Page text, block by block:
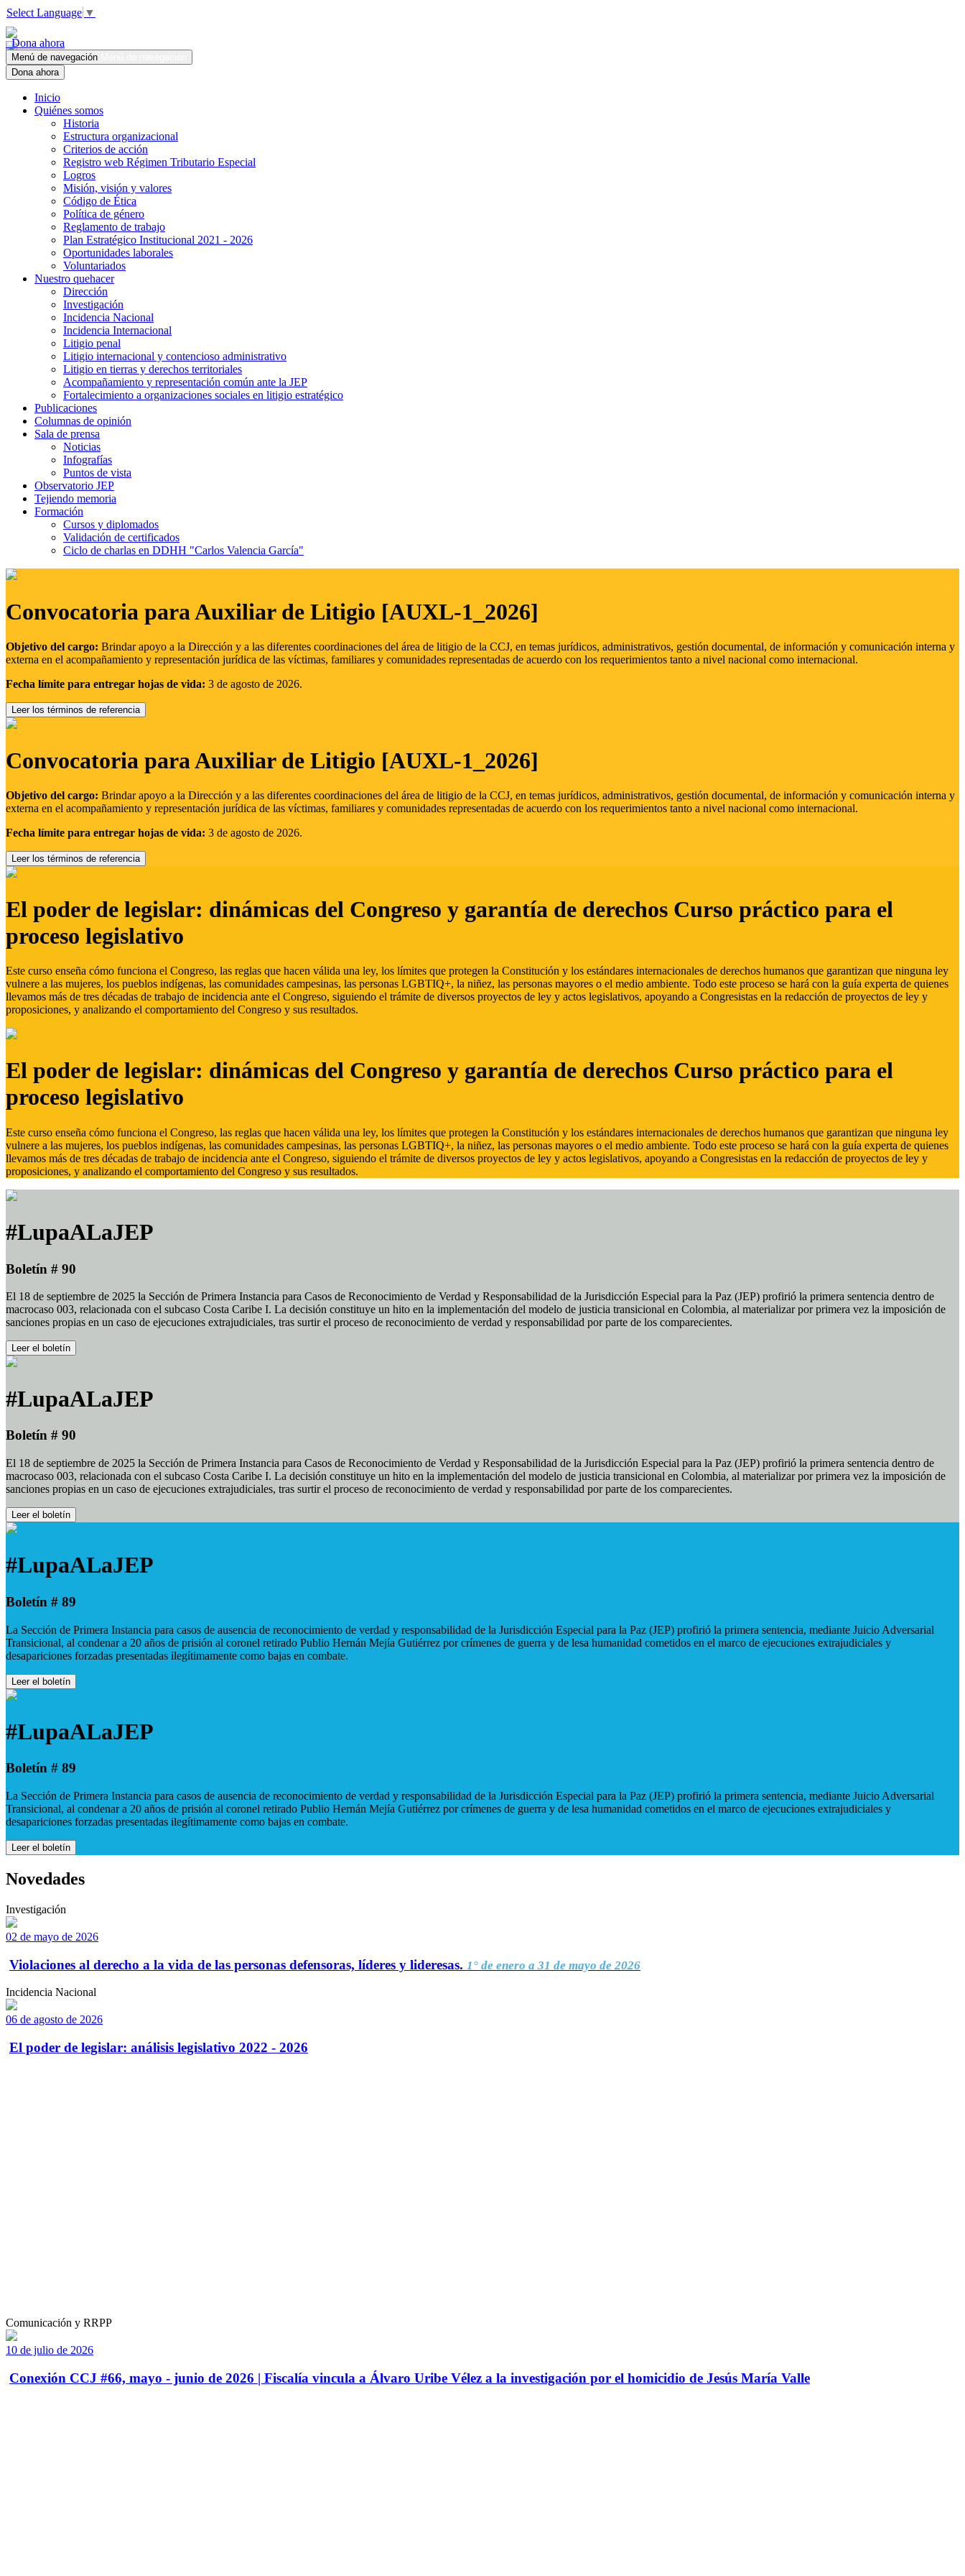
Select Language ▼
Dona ahora
Menú de navegación
Dona ahora
Inicio
Quiénes somos
Historia
Estructura organizacional
Criterios de acción
Registro web Régimen Tributario Especial
Logros
Misión, visión y valores
Código de Ética
Política de género
Reglamento de trabajo
Plan Estratégico Institucional 2021 - 2026
Oportunidades laborales
Voluntariados
Nuestro quehacer
Dirección
Investigación
Incidencia Nacional
Incidencia Internacional
Litigio penal
Litigio internacional y contencioso administrativo
Litigio en tierras y derechos territoriales
Acompañamiento y representación común ante la JEP
Fortalecimiento a organizaciones sociales en litigio estratégico
Publicaciones
Columnas de opinión
Sala de prensa
Noticias
Infografías
Puntos de vista
Observatorio JEP
Tejiendo memoria
Formación
Cursos y diplomados
Validación de certificados
Ciclo de charlas en DDHH "Carlos Valencia García"
Convocatoria para Auxiliar de Litigio [AUXL-1_2026]
Objetivo del cargo: Brindar apoyo a la Dirección y a las diferentes coordinaciones del área de litigio de la CCJ, en temas jurídicos, administrativos, gestión documental, de información y comunicación interna y
externa en el acompañamiento y representación jurídica de las víctimas, familiares y comunidades representadas de acuerdo con los requerimientos tanto a nivel nacional como internacional.
Fecha límite para entregar hojas de vida: 3 de agosto de 2026.
Leer los términos de referencia
Convocatoria para Auxiliar de Litigio [AUXL-1_2026]
Objetivo del cargo: Brindar apoyo a la Dirección y a las diferentes coordinaciones del área de litigio de la CCJ, en temas jurídicos, administrativos, gestión documental, de información y comunicación interna y
externa en el acompañamiento y representación jurídica de las víctimas, familiares y comunidades representadas de acuerdo con los requerimientos tanto a nivel nacional como internacional.
Fecha límite para entregar hojas de vida: 3 de agosto de 2026.
Leer los términos de referencia
El poder de legislar: dinámicas del Congreso y garantía de derechos Curso práctico para el
proceso legislativo
Este curso enseña cómo funciona el Congreso, las reglas que hacen válida una ley, los límites que protegen la Constitución y los estándares internacionales de derechos humanos que garantizan que ninguna ley
vulnere a las mujeres, los pueblos indígenas, las comunidades campesinas, las personas LGBTIQ+, la niñez, las personas mayores o el medio ambiente. Todo este proceso se hará con la guía experta de quienes
llevamos más de tres décadas de trabajo de incidencia ante el Congreso, siguiendo el trámite de diversos proyectos de ley y actos legislativos, apoyando a Congresistas en la redacción de proyectos de ley y
proposiciones, y analizando el comportamiento del Congreso y sus resultados.
El poder de legislar: dinámicas del Congreso y garantía de derechos Curso práctico para el
proceso legislativo
Este curso enseña cómo funciona el Congreso, las reglas que hacen válida una ley, los límites que protegen la Constitución y los estándares internacionales de derechos humanos que garantizan que ninguna ley
vulnere a las mujeres, los pueblos indígenas, las comunidades campesinas, las personas LGBTIQ+, la niñez, las personas mayores o el medio ambiente. Todo este proceso se hará con la guía experta de quienes
llevamos más de tres décadas de trabajo de incidencia ante el Congreso, siguiendo el trámite de diversos proyectos de ley y actos legislativos, apoyando a Congresistas en la redacción de proyectos de ley y
proposiciones, y analizando el comportamiento del Congreso y sus resultados.
#LupaALaJEP
Boletín # 90
El 18 de septiembre de 2025 la Sección de Primera Instancia para Casos de Reconocimiento de Verdad y Responsabilidad de la Jurisdicción Especial para la Paz (JEP) profirió la primera sentencia dentro de
macrocaso 003, relacionada con el subcaso Costa Caribe I. La decisión constituye un hito en la implementación del modelo de justicia transicional en Colombia, al materializar por primera vez la imposición de
sanciones propias en un caso de ejecuciones extrajudiciales, tras surtir el proceso de reconocimiento de verdad y responsabilidad por parte de los comparecientes.
Leer el boletín
#LupaALaJEP
Boletín # 90
El 18 de septiembre de 2025 la Sección de Primera Instancia para Casos de Reconocimiento de Verdad y Responsabilidad de la Jurisdicción Especial para la Paz (JEP) profirió la primera sentencia dentro de
macrocaso 003, relacionada con el subcaso Costa Caribe I. La decisión constituye un hito en la implementación del modelo de justicia transicional en Colombia, al materializar por primera vez la imposición de
sanciones propias en un caso de ejecuciones extrajudiciales, tras surtir el proceso de reconocimiento de verdad y responsabilidad por parte de los comparecientes.
Leer el boletín
#LupaALaJEP
Boletín # 89
La Sección de Primera Instancia para casos de ausencia de reconocimiento de verdad y responsabilidad de la Jurisdicción Especial para la Paz (JEP) profirió la primera sentencia, mediante Juicio Adversarial
Transicional, al condenar a 20 años de prisión al coronel retirado Publio Hernán Mejía Gutiérrez por crímenes de guerra y de lesa humanidad cometidos en el marco de ejecuciones extrajudiciales y
desapariciones forzadas presentadas ilegítimamente como bajas en combate.
Leer el boletín
#LupaALaJEP
Boletín # 89
La Sección de Primera Instancia para casos de ausencia de reconocimiento de verdad y responsabilidad de la Jurisdicción Especial para la Paz (JEP) profirió la primera sentencia, mediante Juicio Adversarial
Transicional, al condenar a 20 años de prisión al coronel retirado Publio Hernán Mejía Gutiérrez por crímenes de guerra y de lesa humanidad cometidos en el marco de ejecuciones extrajudiciales y
desapariciones forzadas presentadas ilegítimamente como bajas en combate.
Leer el boletín
Novedades
Investigación
02 de mayo de 2026
Violaciones al derecho a la vida de las personas defensoras, líderes y lideresas. 1° de enero a 31 de mayo de 2026
Incidencia Nacional
06 de agosto de 2026
El poder de legislar: análisis legislativo 2022 - 2026
Comunicación y RRPP
10 de julio de 2026
Conexión CCJ #66, mayo - junio de 2026 | Fiscalía vincula a Álvaro Uribe Vélez a la investigación por el homicidio de Jesús María Valle